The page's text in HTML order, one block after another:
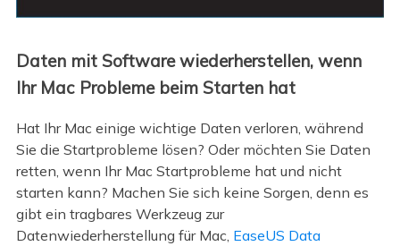
Daten mit Software wiederherstellen, wenn
Ihr Mac Probleme beim Starten hat
Hat Ihr Mac einige wichtige Daten verloren, während
Sie die Startprobleme lösen? Oder möchten Sie Daten
retten, wenn Ihr Mac Startprobleme hat und nicht
starten kann? Machen Sie sich keine Sorgen, denn es
gibt ein tragbares Werkzeug zur
Datenwiederherstellung für Mac, EaseUS Data